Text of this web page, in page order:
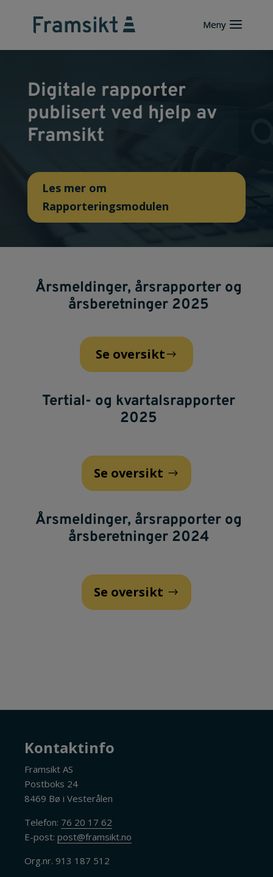
Digitale rapporter
publisert ved hjelp av
Framsikt
Les mer om
Rapporteringsmodulen
Årsmeldinger, årsrapporter og
årsberetninger 2025
Se oversikt
Tertial- og kvartalsrapporter
2025
Se oversikt
Årsmeldinger, årsrapporter og
årsberetninger 2024
Se oversikt
Kontaktinfo
Framsikt AS
Postboks 24
8469 Bø i Vesterålen
Telefon: 76 20 17 62
E-post:post@framsikt.no
Org.nr. 913 187 512